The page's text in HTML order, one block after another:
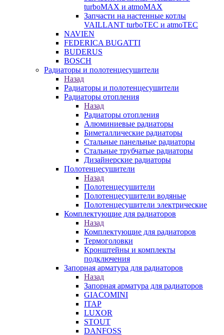
turboMAX и atmoMAX
Запчасти на настенные котлы
VAILLANT turboTEC и atmoTEC
NAVIEN
FEDERICA BUGATTI
BUDERUS
BOSCH
Радиаторы и полотенцесушители
Назад
Радиаторы и полотенцесушители
Радиаторы отопления
Назад
Радиаторы отопления
Алюминиевые радиаторы
Биметаллические радиаторы
Стальные панельные радиаторы
Стальные трубчатые радиаторы
Дизайнерские радиаторы
Полотенцесушители
Назад
Полотенцесушители
Полотенцесушители водяные
Полотенцесушители электрические
Комплектующие для радиаторов
Назад
Комплектующие для радиаторов
Термоголовки
Кронштейны и комплекты
подключения
Запорная арматура для радиаторов
Назад
Запорная арматура для радиаторов
GIACOMINI
ITAP
LUXOR
STOUT
DANFOSS